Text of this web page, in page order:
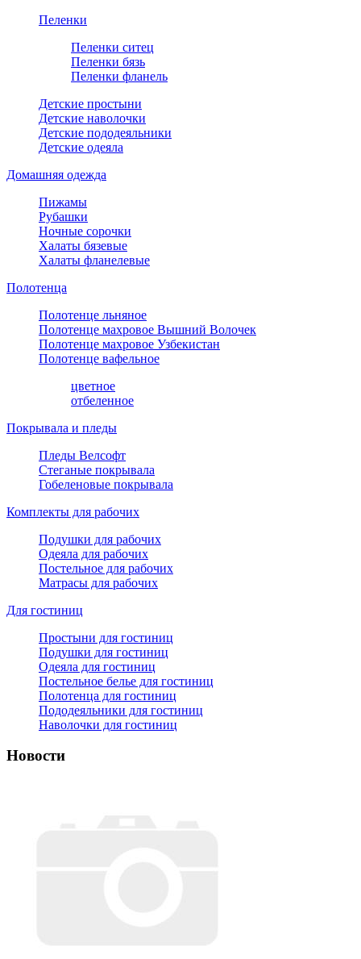
Пеленки
Пеленки ситец
Пеленки бязь
Пеленки фланель
Детские простыни
Детские наволочки
Детские пододеяльники
Детские одеяла
Домашняя одежда
Пижамы
Рубашки
Ночные сорочки
Халаты бязевые
Халаты фланелевые
Полотенца
Полотенце льняное
Полотенце махровое Вышний Волочек
Полотенце махровое Узбекистан
Полотенце вафельное
цветное
отбеленное
Покрывала и пледы
Пледы Велсофт
Стеганые покрывала
Гобеленовые покрывала
Комплекты для рабочих
Подушки для рабочих
Одеяла для рабочих
Постельное для рабочих
Матрасы для рабочих
Для гостиниц
Простыни для гостиниц
Подушки для гостиниц
Одеяла для гостиниц
Постельное белье для гостиниц
Полотенца для гостиниц
Пододеяльники для гостиниц
Наволочки для гостиниц
Новости